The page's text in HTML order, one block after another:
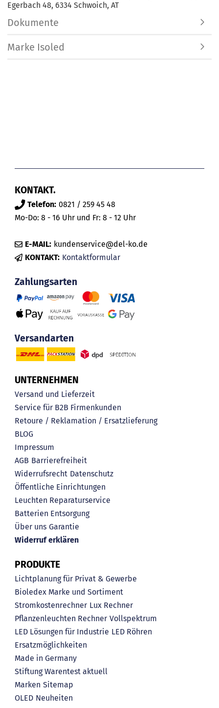
Egerbach 48, 6334 Schwoich, AT
Dokumente
Marke Isoled
KONTAKT.
Telefon: 0821 / 259 45 48
Mo-Do: 8 - 16 Uhr und Fr: 8 - 12 Uhr
E-MAIL: kundenservice@del-ko.de
KONTAKT: Kontaktformular
Zahlungsarten
Versandarten
UNTERNEHMEN
Versand und Lieferzeit
Service für B2B Firmenkunden
Retoure / Reklamation / Ersatzlieferung
BLOG
Impressum
AGB Barrierefreiheit
Widerrufsrecht Datenschutz
Öffentliche Einrichtungen
Leuchten Reparaturservice
Batterien Entsorgung
Über uns Garantie
Widerruf erklären
PRODUKTE
Lichtplanung für Privat & Gewerbe
Bioledex Marke und Sortiment
Stromkostenrechner Lux Rechner
Pflanzenleuchten Rechner Vollspektrum
LED Lösungen für Industrie LED Röhren
Ersatzmöglichkeiten
Made in Germany
Stiftung Warentest aktuell
Marken Sitemap
OLED Neuheiten